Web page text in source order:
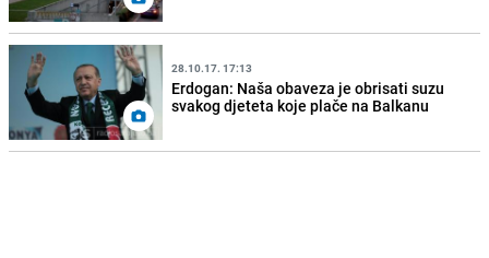
28.10.17. 17:13
Erdogan: Naša obaveza je obrisati suzu
svakog djeteta koje plače na Balkanu